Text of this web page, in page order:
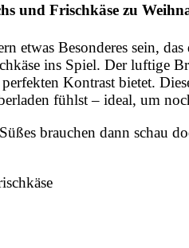
und Frischkäse zu
etwas Besonderes sein,
ins Spiel. Der luftige
Kontrast bietet.
fühlst – ideal, um
brauchen dann schau